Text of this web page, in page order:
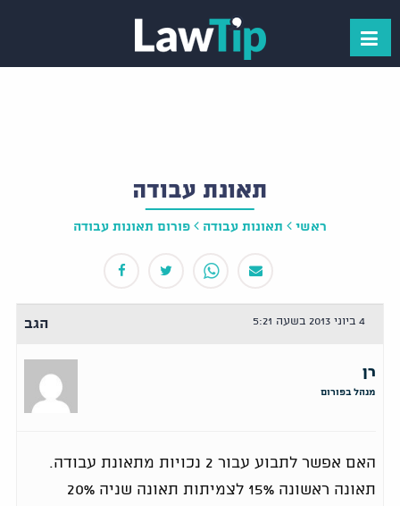
תאונת עבודה
ראשי תאונות עבודה פורום תאונות עבודה
4 ביוני 2013 בשעה 5:21 הגב
רן
מנהל בפורום
האם אפשר לתבוע עבור 2 נכויות מתאונת עבודה.
תאונה ראשונה 15% לצמיתות תאונה שניה 20%